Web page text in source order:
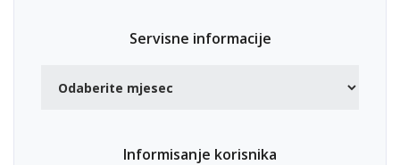
Servisne informacije
Informisanje korisnika